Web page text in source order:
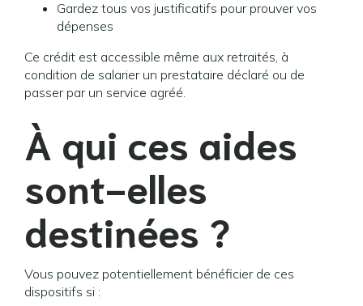
Gardez tous vos justificatifs pour prouver vos
dépenses
Ce crédit est accessible même aux retraités, à
condition de salarier un prestataire déclaré ou de
passer par un service agréé.
À qui ces aides
sont-elles
destinées ?
Vous pouvez potentiellement bénéficier de ces
dispositifs si :